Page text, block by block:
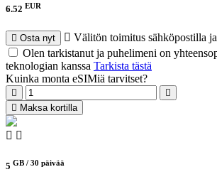
6.52 EUR
Osta nyt
Välitön toimitus sähköpostilla
Olen tarkistanut ja puhelimeni on
teknologian kanssa Tarkista tästä
Kuinka monta eSIMiä tarvitset?
Maksa kortilla
5 GB / 30 päivää